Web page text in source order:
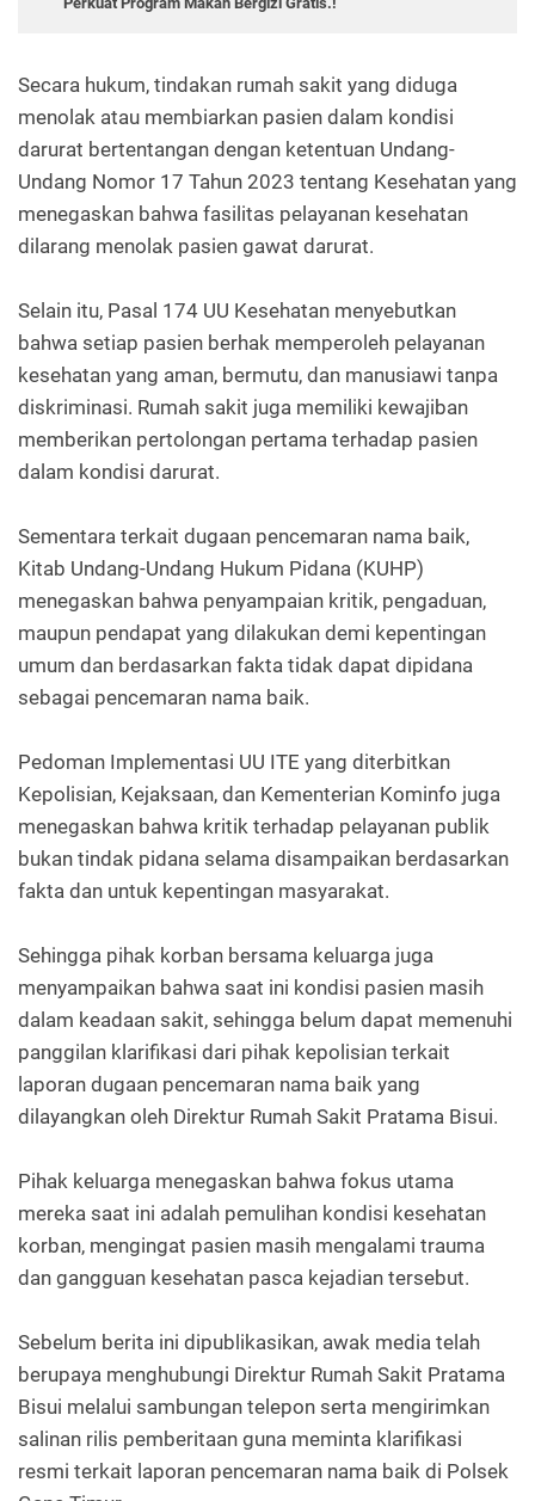
Secara hukum, tindakan rumah sakit yang diduga
menolak atau membiarkan pasien dalam kondisi
darurat bertentangan dengan ketentuan Undang-
Undang Nomor 17 Tahun 2023 tentang Kesehatan yang
menegaskan bahwa fasilitas pelayanan kesehatan
dilarang menolak pasien gawat darurat.
Selain itu, Pasal 174 UU Kesehatan menyebutkan
bahwa setiap pasien berhak memperoleh pelayanan
kesehatan yang aman, bermutu, dan manusiawi tanpa
diskriminasi. Rumah sakit juga memiliki kewajiban
memberikan pertolongan pertama terhadap pasien
dalam kondisi darurat.
Sementara terkait dugaan pencemaran nama baik,
Kitab Undang-Undang Hukum Pidana (KUHP)
menegaskan bahwa penyampaian kritik, pengaduan,
maupun pendapat yang dilakukan demi kepentingan
umum dan berdasarkan fakta tidak dapat dipidana
sebagai pencemaran nama baik.
Pedoman Implementasi UU ITE yang diterbitkan
Kepolisian, Kejaksaan, dan Kementerian Kominfo juga
menegaskan bahwa kritik terhadap pelayanan publik
bukan tindak pidana selama disampaikan berdasarkan
fakta dan untuk kepentingan masyarakat.
Sehingga pihak korban bersama keluarga juga
menyampaikan bahwa saat ini kondisi pasien masih
dalam keadaan sakit, sehingga belum dapat memenuhi
panggilan klarifikasi dari pihak kepolisian terkait
laporan dugaan pencemaran nama baik yang
dilayangkan oleh Direktur Rumah Sakit Pratama Bisui.
Pihak keluarga menegaskan bahwa fokus utama
mereka saat ini adalah pemulihan kondisi kesehatan
korban, mengingat pasien masih mengalami trauma
dan gangguan kesehatan pasca kejadian tersebut.
Sebelum berita ini dipublikasikan, awak media telah
berupaya menghubungi Direktur Rumah Sakit Pratama
Bisui melalui sambungan telepon serta mengirimkan
salinan rilis pemberitaan guna meminta klarifikasi
resmi terkait laporan pencemaran nama baik di Polsek